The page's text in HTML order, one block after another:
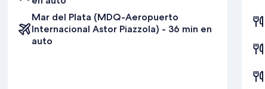
Mar del Plata (MDQ-Aeropuerto
Internacional Astor Piazzola) - 36 min en
auto